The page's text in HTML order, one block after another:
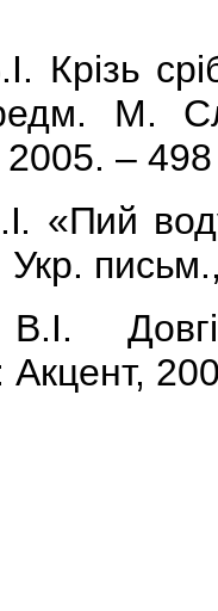
Крізь
М.
– 498
«Пий
В.І.